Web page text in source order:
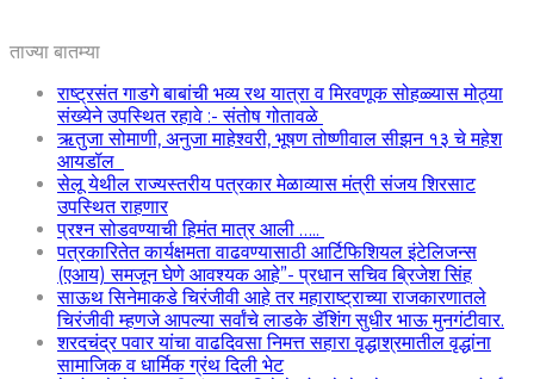
ताज्या बातम्या
राष्ट्रसंत गाडगे बाबांची भव्य रथ यात्रा व मिरवणूक सोहळ्यास मोठ्या
संख्येने उपस्थित रहावे :- संतोष गोतावळे
ऋतुजा सोमाणी, अनुजा माहेश्वरी, भूषण तोष्णीवाल सीझन १३ चे महेश
आयडॉल
सेलू येथील राज्यस्तरीय पत्रकार मेळाव्यास मंत्री संजय शिरसाट
उपस्थित राहणार
प्रश्न सोडवण्याची हिमंत मात्र आली …..
पत्रकारितेत कार्यक्षमता वाढवण्यासाठी आर्टिफिशियल इंटेलिजन्स
(एआय) समजून घेणे आवश्यक आहे”- प्रधान सचिव ब्रिजेश सिंह
साऊथ सिनेमाकडे चिरंजीवी आहे तर महाराष्ट्राच्या राजकारणातले
चिरंजीवी म्हणजे आपल्या सर्वांचे लाडके डॅशिंग सुधीर भाऊ मुनगंटीवार.
शरदचंद्र पवार यांचा वाढदिवसा निमत्त सहारा वृद्धाश्रमातील वृद्धांना
सामाजिक व धार्मिक ग्रंथ दिली भेट